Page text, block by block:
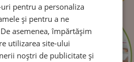
pentru a personaliza
și pentru a ne
asemenea, împărtășim
utilizarea site-ului
noștri de publicitate și